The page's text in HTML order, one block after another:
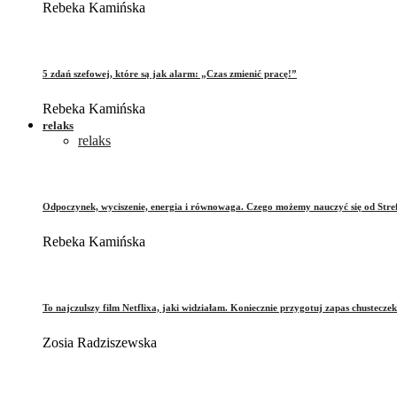
Rebeka Kamińska
5 zdań szefowej, które są jak alarm: „Czas zmienić pracę!”
Rebeka Kamińska
relaks
relaks
Odpoczynek, wyciszenie, energia i równowaga. Czego możemy nauczyć się od
Rebeka Kamińska
To najczulszy film Netflixa, jaki widziałam. Koniecznie przygotuj zapas chusteczek
Zosia Radziszewska